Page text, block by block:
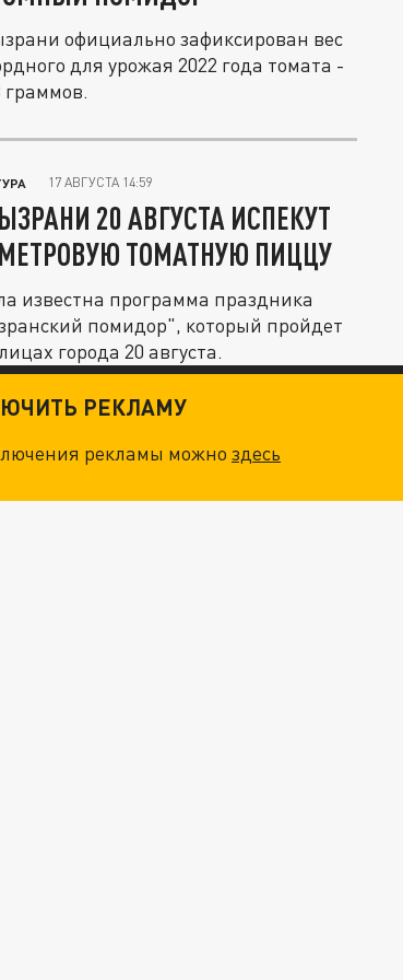
официально зафиксирован вес
для урожая 2022 года томата -
граммов.
17 АВГУСТА 14:59
20 АВГУСТА ИСПЕКУТ
ТОМАТНУЮ ПИЦЦУ
известна программа праздника
помидор", который пройдет
города 20 августа.
РЕКЛАМУ
рекламы можноздесь